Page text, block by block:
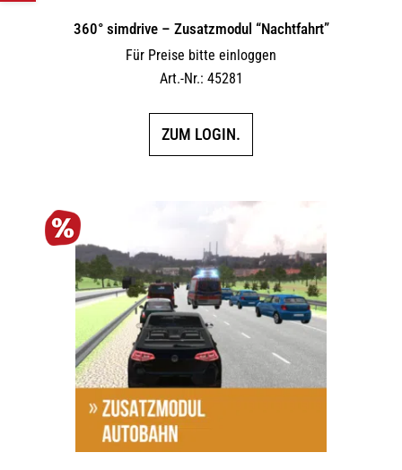
360° simdrive – Zusatzmodul “Nachtfahrt”
Für Preise bitte einloggen
Art.-Nr.: 45281
ZUM LOGIN.